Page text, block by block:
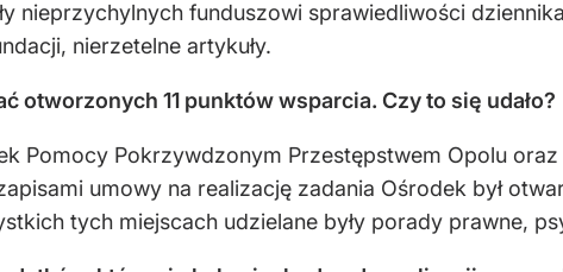
nieprzychylnych funduszowi sprawiedliwości
nierzetelne artykuły.
otworzonych 11 punktów wsparcia. Czy to się udało?
Pomocy Pokrzywdzonym Przestępstwem Opolu
umowy na realizację zadania Ośrodek był
tych miejscach udzielane były porady prawne,